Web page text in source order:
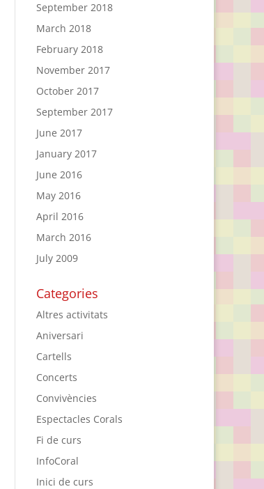
September 2018
March 2018
February 2018
November 2017
October 2017
September 2017
June 2017
January 2017
June 2016
May 2016
April 2016
March 2016
July 2009
Categories
Altres activitats
Aniversari
Cartells
Concerts
Convivències
Espectacles Corals
Fi de curs
InfoCoral
Inici de curs